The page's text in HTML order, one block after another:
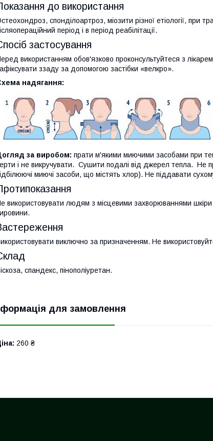
до використання
спонділоартроз, міозити різної етіології, при
період і в період реабілітації.
застосування
використанням обов'язково проконсультуйтеся з
ззаду за допомогою застібки «велкро».
надягання:
за виробом: прати м'якими миючими засобами при
і не викручувати. Сушити подалі від джерел тепла. Не
миючі засоби, що містять хлор). Не піддавати
використовувати людям з місцевими захворюваннями шкіри
виключно за призначенням. Не
спандекс, пінополіуретан.
для замовлення
260 ₴